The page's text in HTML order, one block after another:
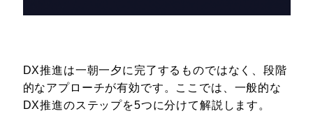
DX推進は一朝一夕に完了するものではなく、段階
的なアプローチが有効です。ここでは、一般的な
DX推進のステップを5つに分けて解説します。